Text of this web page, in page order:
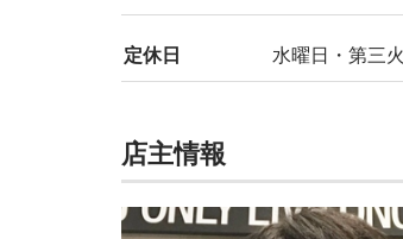
定休日 水曜日・第三
店主情報